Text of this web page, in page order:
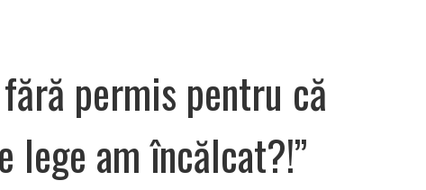
permis pentru că
lege am încălcat?!”